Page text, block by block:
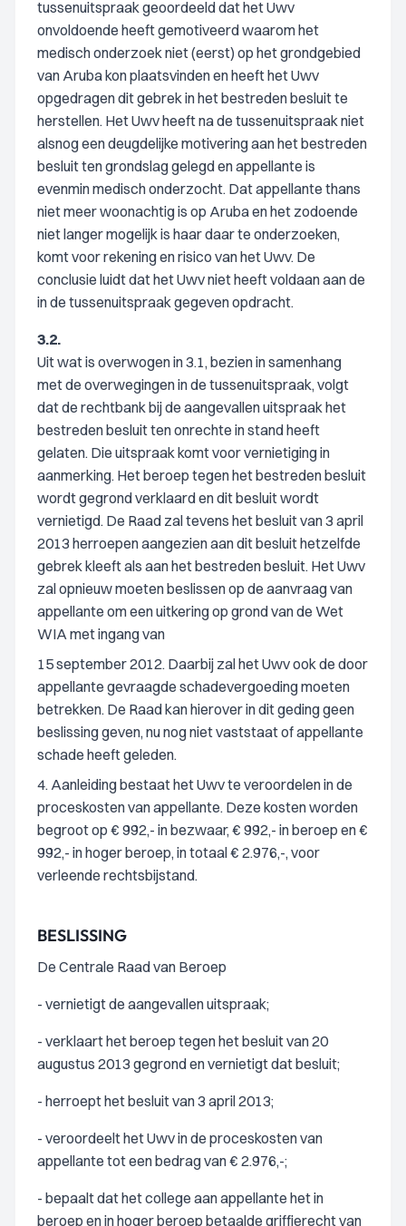
tussenuitspraak geoordeeld dat het Uwv
onvoldoende heeft gemotiveerd waarom het
medisch onderzoek niet (eerst) op het grondgebied
van Aruba kon plaatsvinden en heeft het Uwv
opgedragen dit gebrek in het bestreden besluit te
herstellen. Het Uwv heeft na de tussenuitspraak niet
alsnog een deugdelijke motivering aan het bestreden
besluit ten grondslag gelegd en appellante is
evenmin medisch onderzocht. Dat appellante thans
niet meer woonachtig is op Aruba en het zodoende
niet langer mogelijk is haar daar te onderzoeken,
komt voor rekening en risico van het Uwv. De
conclusie luidt dat het Uwv niet heeft voldaan aan de
in de tussenuitspraak gegeven opdracht.
3.2.
Uit wat is overwogen in 3.1, bezien in samenhang
met de overwegingen in de tussenuitspraak, volgt
dat de rechtbank bij de aangevallen uitspraak het
bestreden besluit ten onrechte in stand heeft
gelaten. Die uitspraak komt voor vernietiging in
aanmerking. Het beroep tegen het bestreden besluit
wordt gegrond verklaard en dit besluit wordt
vernietigd. De Raad zal tevens het besluit van 3 april
2013 herroepen aangezien aan dit besluit hetzelfde
gebrek kleeft als aan het bestreden besluit. Het Uwv
zal opnieuw moeten beslissen op de aanvraag van
appellante om een uitkering op grond van de Wet
WIA met ingang van
15 september 2012. Daarbij zal het Uwv ook de door
appellante gevraagde schadevergoeding moeten
betrekken. De Raad kan hierover in dit geding geen
beslissing geven, nu nog niet vaststaat of appellante
schade heeft geleden.
4. Aanleiding bestaat het Uwv te veroordelen in de
proceskosten van appellante. Deze kosten worden
begroot op € 992,- in bezwaar, € 992,- in beroep en €
992,- in hoger beroep, in totaal € 2.976,-, voor
verleende rechtsbijstand.
BESLISSING
De Centrale Raad van Beroep
- vernietigt de aangevallen uitspraak;
- verklaart het beroep tegen het besluit van 20
augustus 2013 gegrond en vernietigt dat besluit;
- herroept het besluit van 3 april 2013;
- veroordeelt het Uwv in de proceskosten van
appellante tot een bedrag van € 2.976,-;
- bepaalt dat het college aan appellante het in
beroep en in hoger beroep betaalde griffierecht van